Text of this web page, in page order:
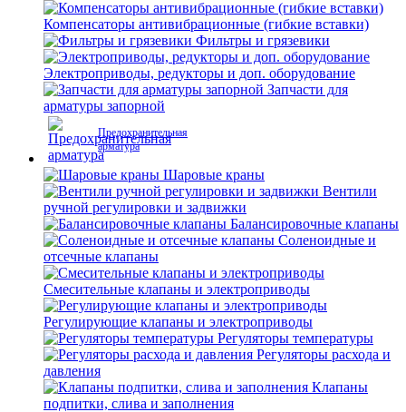
Компенсаторы антивибрационные (гибкие вставки)
Фильтры и грязевики
Электроприводы, редукторы и доп. оборудование
Запчасти для
арматуры запорной
Предохранительная
арматура
Шаровые краны
Вентили
ручной регулировки и задвижки
Балансировочные клапаны
Соленоидные и
отсечные клапаны
Смесительные клапаны и электроприводы
Регулирующие клапаны и электроприводы
Регуляторы температуры
Регуляторы расхода и
давления
Клапаны
подпитки, слива и заполнения